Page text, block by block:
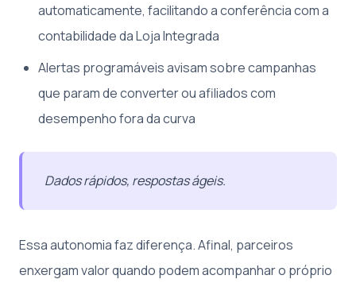
automaticamente, facilitando a conferência com a
contabilidade da Loja Integrada
Alertas programáveis avisam sobre campanhas
que param de converter ou afiliados com
desempenho fora da curva
Dados rápidos, respostas ágeis.
Essa autonomia faz diferença. Afinal, parceiros
enxergam valor quando podem acompanhar o próprio